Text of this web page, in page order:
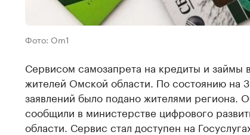
Фото: Om1
Сервисом самозапрета на кредиты и займы
жителей Омской области. По состоянию на
заявлений было подано жителями региона.
сообщили в министерстве цифрового
области. Сервис стал доступен на